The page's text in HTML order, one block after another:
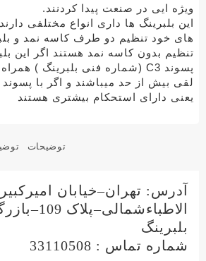
ویژه ایی در صنعت پیدا کردنند.
این بلبرینگ ها داری انواع مختلفی
های خود تنظیم دو طرف کاسه نمد و
تنظیم بدون کاسه نمد هستند اگر این
پسوند C3 (شماره فنی بلبرینگ )
لقی بیش از حد میباشند و اگر با پسوند
یعنی دارای استحکام بیشتری هستند
توضیحات
آدرس: تهران–خیابان
بلبرینگ
شماره تماس : 33110508